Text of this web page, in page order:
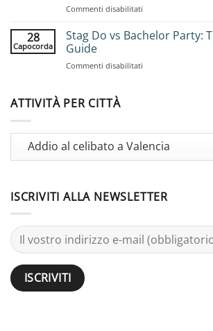
Complete
Commenti disabilitati
Party
28
Capocorda
Stag Do vs Bachelor Party:
Guide
Commenti disabilitati
Terminology
Guide
ATTIVITÀ PER CITTÀ
ISCRIVITI ALLA NEWSLETTER